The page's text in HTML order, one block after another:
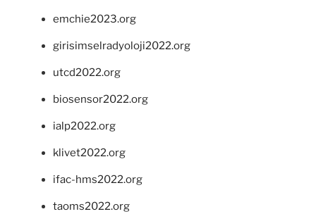
emchie2023.org
girisimselradyoloji2022.org
utcd2022.org
biosensor2022.org
ialp2022.org
klivet2022.org
ifac-hms2022.org
taoms2022.org